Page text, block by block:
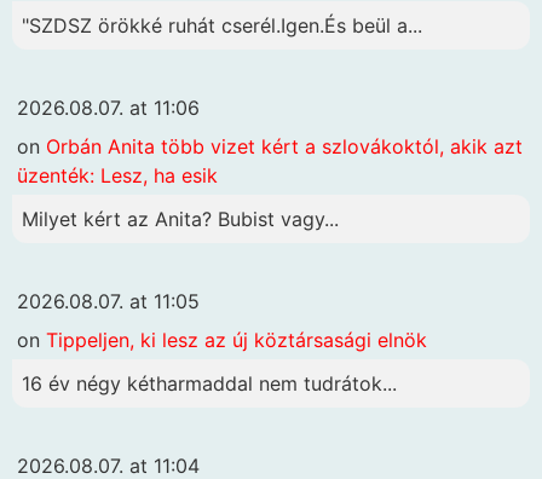
"SZDSZ örökké ruhát cserél.Igen.És beül a...
2026.08.07. at 11:06
on Orbán Anita több vizet kért a szlovákoktól, akik azt
üzenték: Lesz, ha esik
Milyet kért az Anita? Bubist vagy...
2026.08.07. at 11:05
on Tippeljen, ki lesz az új köztársasági elnök
16 év négy kétharmaddal nem tudrátok...
2026.08.07. at 11:04